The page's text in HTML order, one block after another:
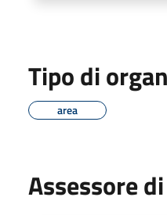
Tipo di
area
Assessore